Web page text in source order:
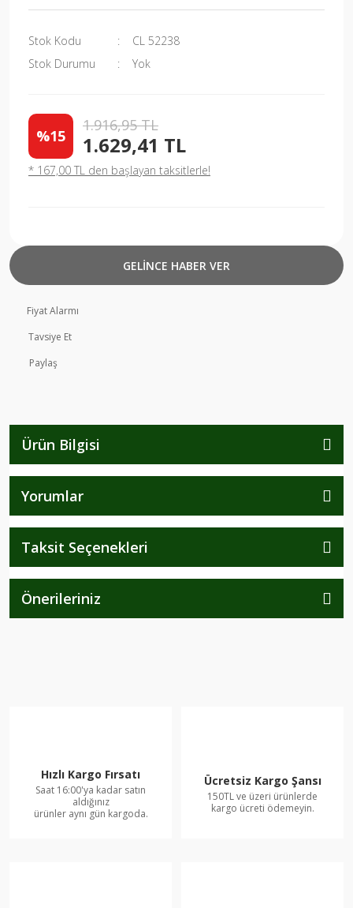
Stok Kodu
CL 52238
Stok Durumu
Yok
%15
1.916,95 TL
1.629,41 TL
* 167,00 TL den başlayan taksitlerle!
GELİNCE HABER VER
Fiyat Alarmı
Tavsiye Et
Paylaş
Ürün Bilgisi
Yorumlar
Taksit Seçenekleri
Önerileriniz
Hızlı Kargo Fırsatı
Saat 16:00'ya kadar satın
aldığınız
ürünler aynı gün kargoda.
Ücretsiz Kargo Şansı
150TL ve üzeri ürünlerde
kargo ücreti ödemeyin.